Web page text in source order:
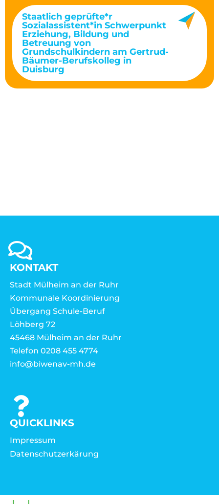
Staatlich geprüfte*r
Sozialassistent*in Schwerpunkt
Erziehung, Bildung und
Betreuung von
Grundschulkindern am Gertrud-
Bäumer-Berufskolleg in
Duisburg
KONTAKT
Stadt Mülheim an der Ruhr
Kommunale Koordinierung
Übergang Schule-Beruf
Löhberg 72
45468 Mülheim an der Ruhr
Telefon 0208 455 4774
info@biwenav-mh.de
QUICKLINKS
Impressum
Datenschutzerkärung